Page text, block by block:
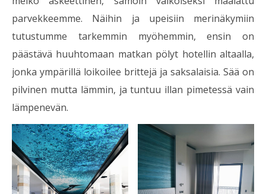
parvekkeemme. Näihin ja upeisiin merinäkymiin
tutustumme tarkemmin myöhemmin, ensin on
päästävä huuhtomaan matkan pölyt hotellin altaalla,
jonka ympärillä loikoilee brittejä ja saksalaisia. Sää on
pilvinen mutta lämmin, ja tuntuu illan pimetessä vain
lämpenevän.